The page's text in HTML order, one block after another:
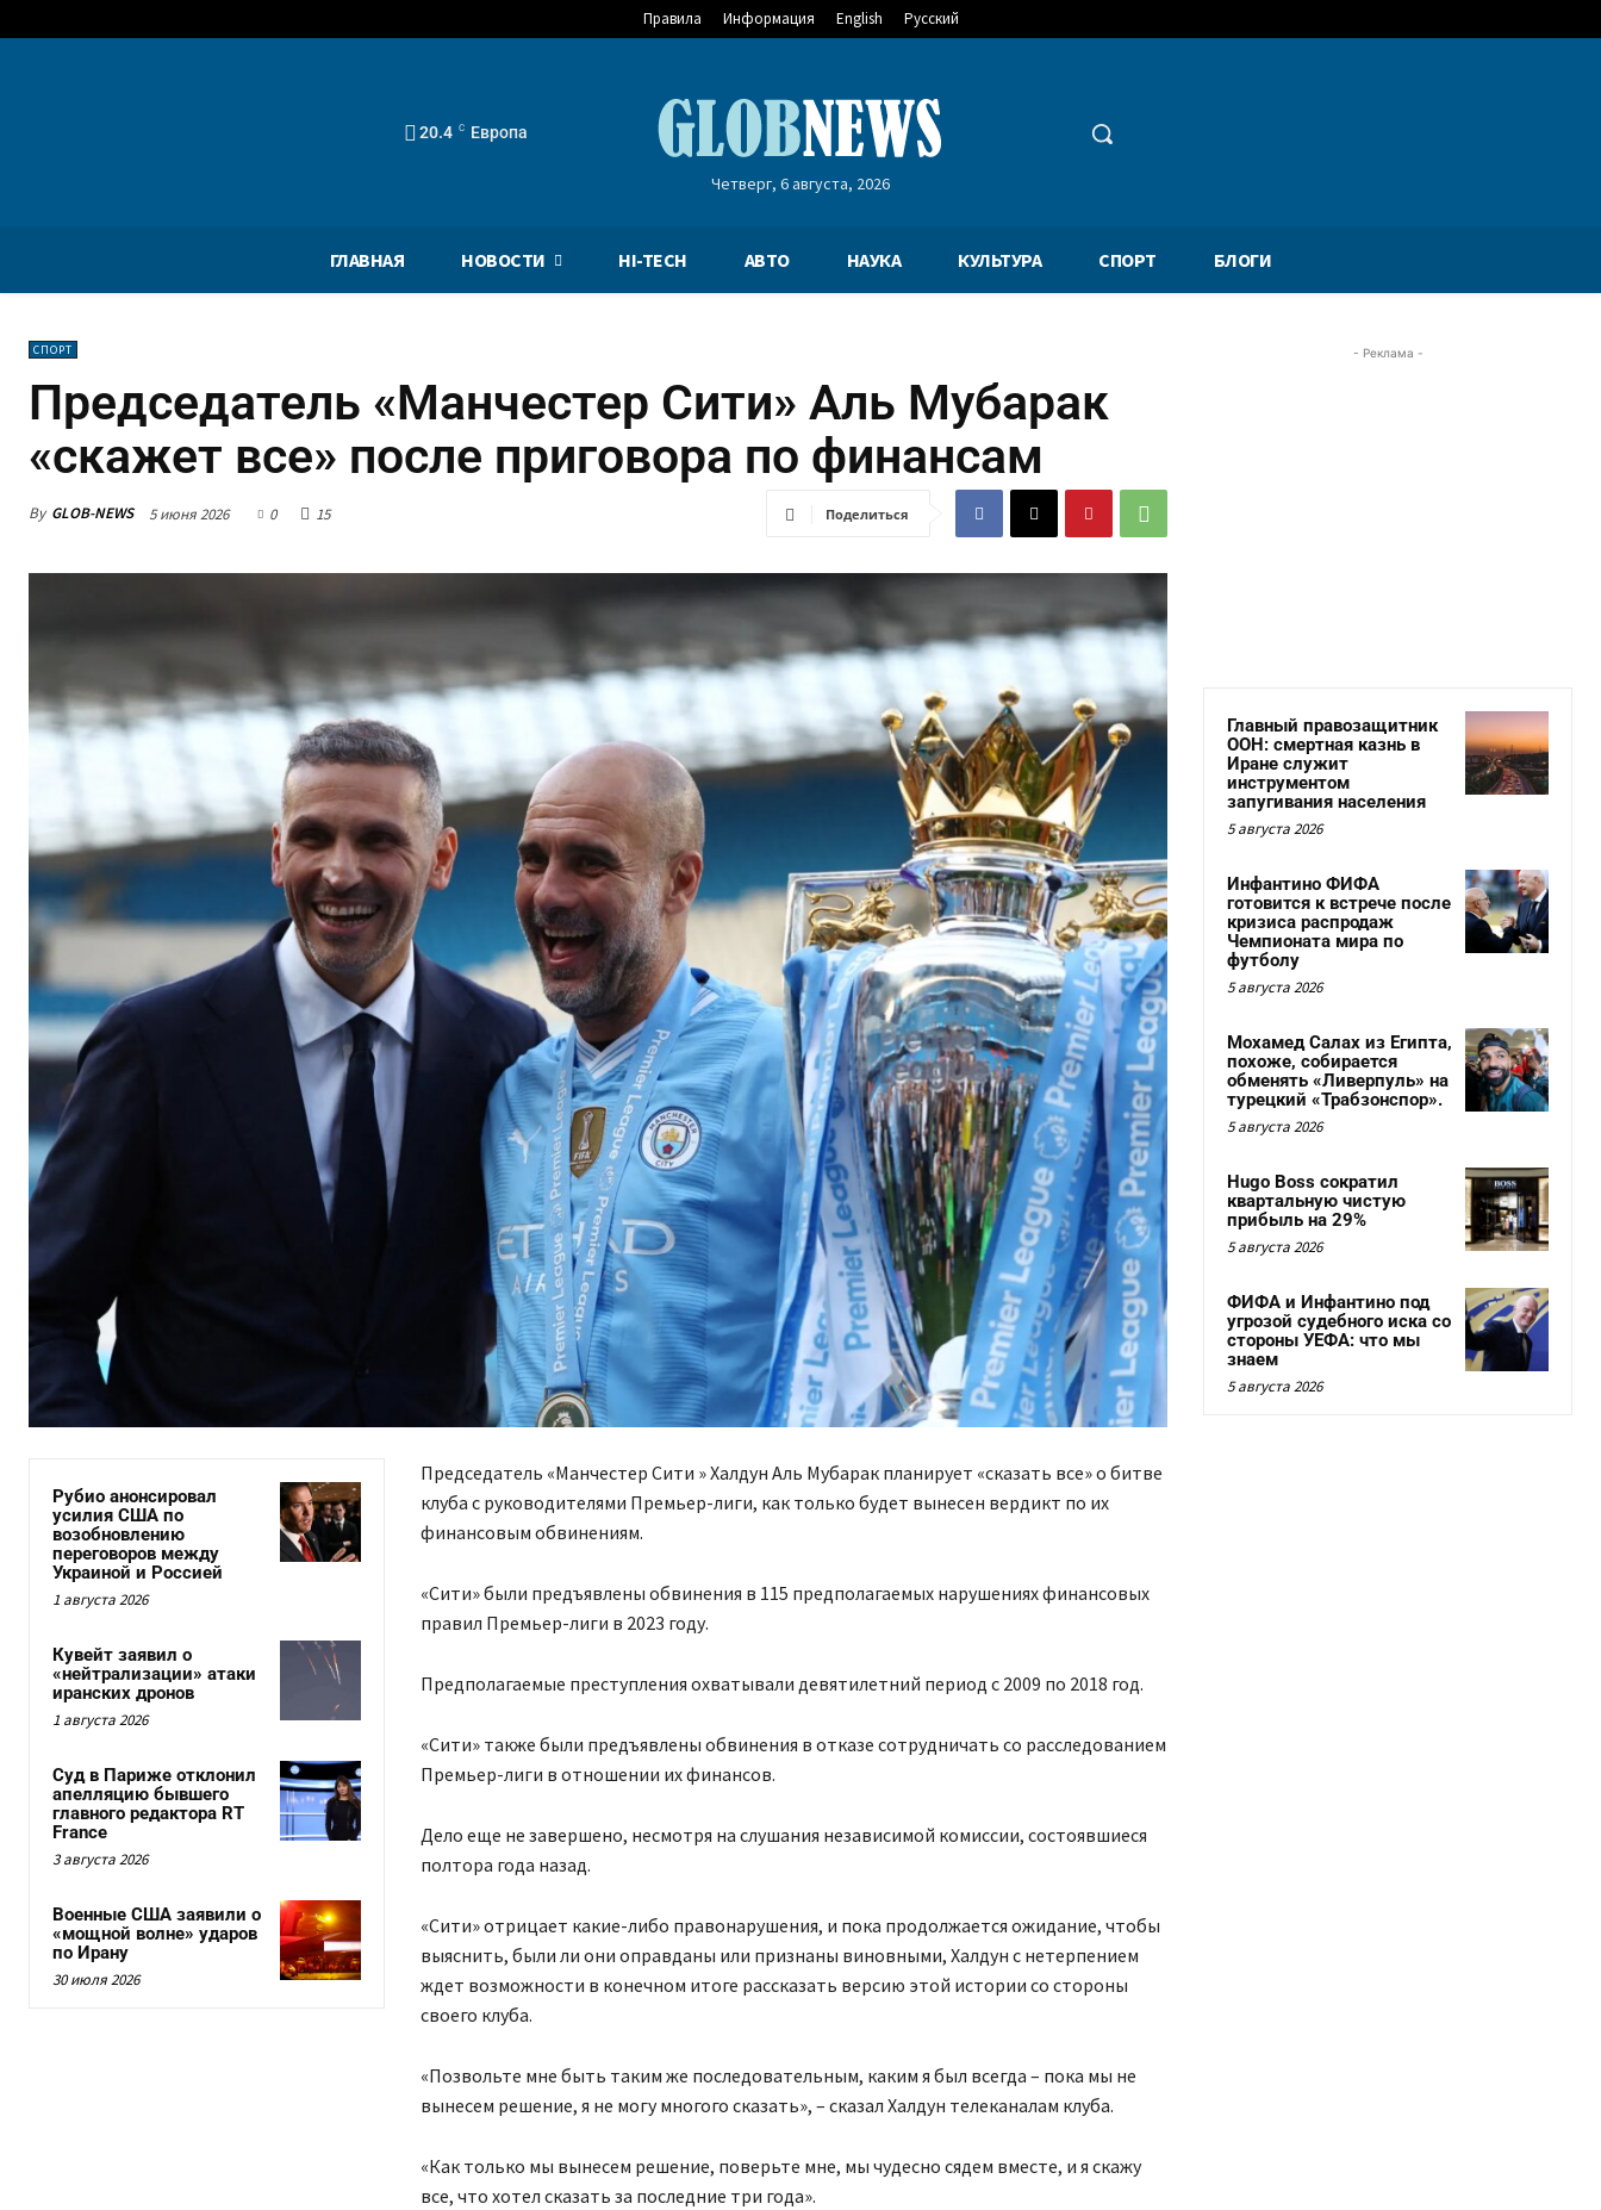
Правила Информация English Русский
20.4 C Европа
Четверг, 6 августа, 2026
ГЛАВНАЯ НОВОСТИ HI-TECH АВТО НАУКА КУЛЬТУРА СПОРТ БЛОГИ
СПОРТ
Председатель «Манчестер Сити» Аль Мубарак
«скажет все» после приговора по финансам
By GLOB-NEWS 5 июня 2026 0 15 Поделиться
Рубио анонсировал
усилия США по
возобновлению
переговоров между
Украиной и Россией
1 августа 2026
Кувейт заявил о
«нейтрализации» атаки
иранских дронов
1 августа 2026
Суд в Париже отклонил
апелляцию бывшего
главного редактора RT
France
3 августа 2026
Военные США заявили о
«мощной волне» ударов
по Ирану
30 июля 2026
Председатель «Манчестер Сити » Халдун Аль Мубарак планирует «сказать все» о битве
клуба с руководителями Премьер-лиги, как только будет вынесен вердикт по их
финансовым обвинениям.
«Сити» были предъявлены обвинения в 115 предполагаемых нарушениях финансовых
правил Премьер-лиги в 2023 году.
Предполагаемые преступления охватывали девятилетний период с 2009 по 2018 год.
«Сити» также были предъявлены обвинения в отказе сотрудничать со расследованием
Премьер-лиги в отношении их финансов.
Дело еще не завершено, несмотря на слушания независимой комиссии, состоявшиеся
полтора года назад.
«Сити» отрицает какие-либо правонарушения, и пока продолжается ожидание, чтобы
выяснить, были ли они оправданы или признаны виновными, Халдун с нетерпением
ждет возможности в конечном итоге рассказать версию этой истории со стороны
своего клуба.
«Позвольте мне быть таким же последовательным, каким я был всегда – пока мы не
вынесем решение, я не могу многого сказать», – сказал Халдун телеканалам клуба.
«Как только мы вынесем решение, поверьте мне, мы чудесно сядем вместе, и я скажу
все, что хотел сказать за последние три года».
- Реклама -
Главный правозащитник
ООН: смертная казнь в
Иране служит
инструментом
запугивания населения
5 августа 2026
Инфантино ФИФА
готовится к встрече после
кризиса распродаж
Чемпионата мира по
футболу
5 августа 2026
Мохамед Салах из Египта,
похоже, собирается
обменять «Ливерпуль» на
турецкий «Трабзонспор».
5 августа 2026
Hugo Boss сократил
квартальную чистую
прибыль на 29%
5 августа 2026
ФИФА и Инфантино под
угрозой судебного иска со
стороны УЕФА: что мы
знаем
5 августа 2026